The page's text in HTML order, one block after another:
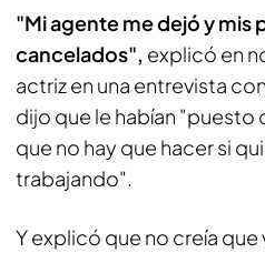
"Mi agente me dejó y
cancelados", explicó en
actriz en una entrevista
dijo que le habían
que no hay que hacer si
trabajando".
Y explicó que no creía que